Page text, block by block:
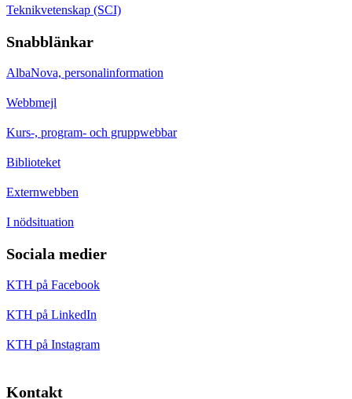
Teknikvetenskap (SCI)
Snabblänkar
AlbaNova, personalinformation
Webbmejl
Kurs-, program- och gruppwebbar
Biblioteket
Externwebben
I nödsituation
Sociala medier
KTH på Facebook
KTH på LinkedIn
KTH på Instagram
Kontakt